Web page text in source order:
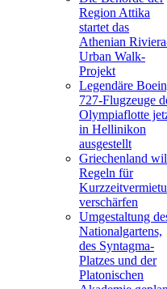
Region Attika
startet das
Athenian
Urban Walk-
Projekt
Legendäre
727-Flugzeuge
Olympiaflotte
in Hellinikon
ausgestellt
Griechenland
Regeln für
verschärfen
Umgestaltung
Nationalgartens,
des Syntagma-
Platzes und der
Platonischen